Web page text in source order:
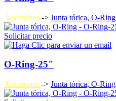
Accesorios -> Junta tórica, O-Ring
Solicitar precio
O-Ring-25"
Accesorios -> Junta tórica, O-Ring